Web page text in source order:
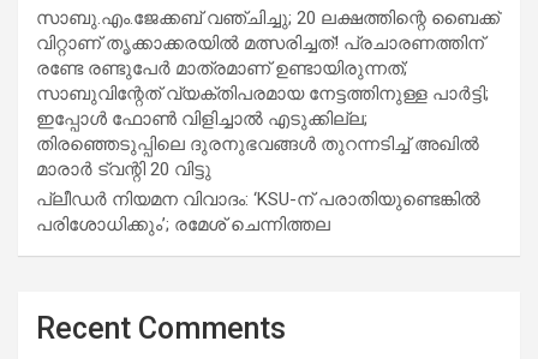
സാബു.എം.ജേക്കബ് വഞ്ചിച്ചു; 20 ലക്ഷത്തിന്റെ ബൈക്ക്
വിറ്റാണ് തൃക്കാക്കരയില്‍ മത്സരിച്ചത്! പ്രചാരണത്തിന്
രണ്ടേ രണ്ടുപേര്‍ മാത്രമാണ് ഉണ്ടായിരുന്നത്;
സാബുവിന്റേത് വ്യക്തിപരമായ നേട്ടത്തിനുള്ള പാര്‍ട്ടി;
ഇപ്പോള്‍ ഫോണ്‍ വിളിച്ചാല്‍ എടുക്കില്ല;
തിരഞ്ഞെടുപ്പിലെ ദുരനുഭവങ്ങള്‍ തുറന്നടിച്ച് അഖില്‍
മാരാര്‍ ട്വന്റി 20 വിട്ടു
പ്ലീഡർ നിയമന വിവാദം: ‘KSU-ന് പരാതിയുണ്ടെങ്കിൽ
പരിശോധിക്കും’; രമേശ് ചെന്നിത്തല
Recent Comments